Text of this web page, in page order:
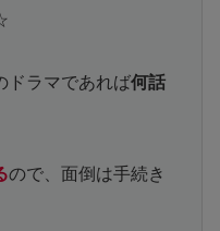
ドラマであれば何話
ので、面倒は手続き